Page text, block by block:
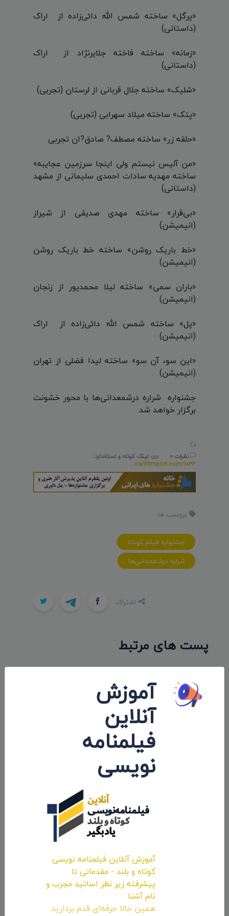
«پرگل» ساخته شمس الله دائی‌زاده از اراک
(داستانی)
«زمانه» ساخته فاخته جلایرنژاد از اراک
(داستانی)
«شلیک» ساخته جلال قربانی از لرستان (تجربی)
«پتک» ساخته میلاد سهرابی (تجربی)
«حلقه زر» ساخته مصطف? صادق?ان تجربی
«من آلیس نیستم ولی اینجا سرزمین عجایبه»
ساخته مهدیه سادات احمدی سلیمانی از مشهد
(داستانی)
«بی‌قرار» ساخته مهدی صدیقی از شیراز
(انیمیشن)
«خط باریک روشن» ساخته خط باریک روشن
(انیمیشن)
«باران سمی» ساخته لیلا محمدپور از زنجان
(انیمیشن)
«پل» ساخته شمس الله دائی‌زاده از اراک
(انیمیشن)
«این سو، آن سو» ساخته لیدا فضلی از تهران
(انیمیشن)
جشنواره شراره درشمعدانی‌ها با محور خشونت
برگزار خواهد شد.
نظرات 0
لینک کوتاه و استاندارد:
iranfilmport.com/1034
برچسب ها:
جشنواره فيلم کوتاه
شراره درشمعداني‌ها
اشتراک:
پست های مرتبط
برگزاری جشنواره فیلم کوتاه «هشت میلی
متری» به یاد «عباس کیارستمی» + معرفی
فیلم های بخش مسابقه
آموزش
آنلاین
فیلمنامه
نویسی
آموزش آنلاین فیلمنامه نویسی
کوتاه و بلند - مقدماتی تا
پیشرفته زیر نظر اساتید مجرب و
نام آشنا
همین حالا حرفه‌ای قدم بردارید.